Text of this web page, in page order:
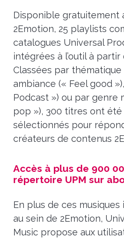
Disponible gratuitement
2Emotion, 25 playlists
catalogues Universal
intégrées à l’outil à
Classées par
ambiance (« Feel good
Podcast ») ou par genre
pop »), 300 titres ont
sélectionnés pour
créateurs de contenus
Accès à plus de 900
répertoire UPM sur
En plus de ces
au sein de 2Emotion,
Music propose aux